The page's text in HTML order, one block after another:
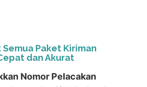
Semua Paket Kiriman
dan Akurat
Nomor Pelacakan